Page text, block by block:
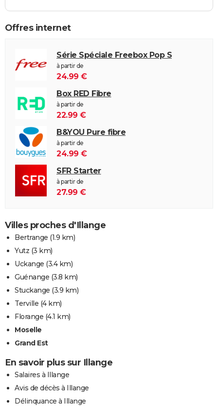
Offres internet
Série Spéciale Freebox Pop S
à partir de
24.99 €
Box RED Fibre
à partir de
22.99 €
B&YOU Pure fibre
à partir de
24.99 €
SFR Starter
à partir de
27.99 €
Villes proches d'Illange
Bertrange (1.9 km)
Yutz (3 km)
Uckange (3.4 km)
Guénange (3.8 km)
Stuckange (3.9 km)
Terville (4 km)
Florange (4.1 km)
Moselle
Grand Est
En savoir plus sur Illange
Salaires à Illange
Avis de décès à Illange
Délinquance à Illange